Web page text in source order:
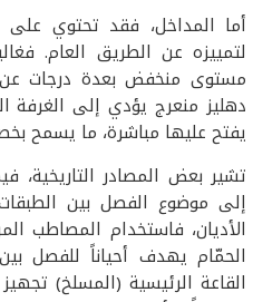
أما المداخل، فقد تحتوي
لتمييزه عن الطريق العام.
مستوى منخفض بعدة درجات عن
دهليز منعرج يؤدي إلى الغرفة
يفتح عليها مباشرة، ما يسمح
تشير بعض المصادر التاريخية،
إلى موضوع الفصل بين
الأديان، فاستخدام
الحمّام يهدف أحياناً للفصل
القاعة الرئيسية (المسلخ)